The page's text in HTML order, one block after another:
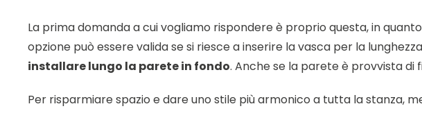
La prima domanda a cui vogliamo rispondere è proprio questa, in
opzione può essere valida se si riesce a inserire la vasca per la
installare lungo la parete in fondo. Anche se la parete è provvista
Per risparmiare spazio e dare uno stile più armonico a tutta la stanza,